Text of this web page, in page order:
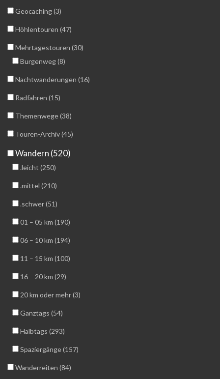
Geocaching (3)
Höhlentouren (47)
Mehrtagestouren (30)
Burgenweg (8)
Nachtwanderungen (16)
Radfahren (15)
Themenwege (38)
Touren-Archiv (45)
Wandern (520)
.leicht (250)
.mittel (210)
.schwer (51)
01 – 05 km (190)
06 – 10 km (194)
11 – 15 km (100)
16 – 20 km (29)
20 km oder mehr (3)
Ganztags (54)
Halbtags (293)
Spaziergänge (157)
Wanderreiten (84)